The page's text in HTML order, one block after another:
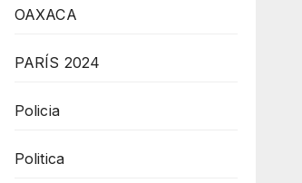
OAXACA
PARÍS 2024
Policia
Politica